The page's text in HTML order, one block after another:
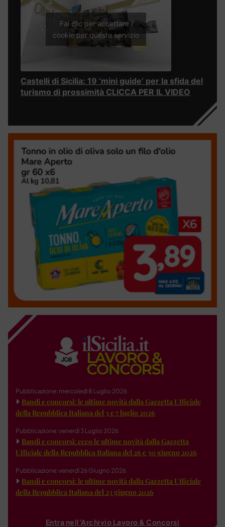
Fai clic per accettare i
cookie per questo servizio
Castelli di Sicilia: 19 ‘mini guide’ per la sfida del
turismo di prossimità CLICCA PER IL VIDEO
Pubblicazione: mercoledì 8 Luglio 2026
Bandi e concorsi: le ultime novità dalla Gazzetta Ufficiale
della Repubblica Italiana del 3 e 7 luglio 2026
Pubblicazione: venerdì 3 Luglio 2026
Bandi e concorsi: ecco le ultime novità dalla Gazzetta
Ufficiale della Repubblica Italiana del 26 e 30 giugno 2026
Pubblicazione: venerdì 26 Giugno 2026
Bandi e concorsi: le ultime novità dalla Gazzetta Ufficiale
della Repubblica Italiana del 23 giugno 2026
Entra nell'Archivio Lavoro & Concorsi